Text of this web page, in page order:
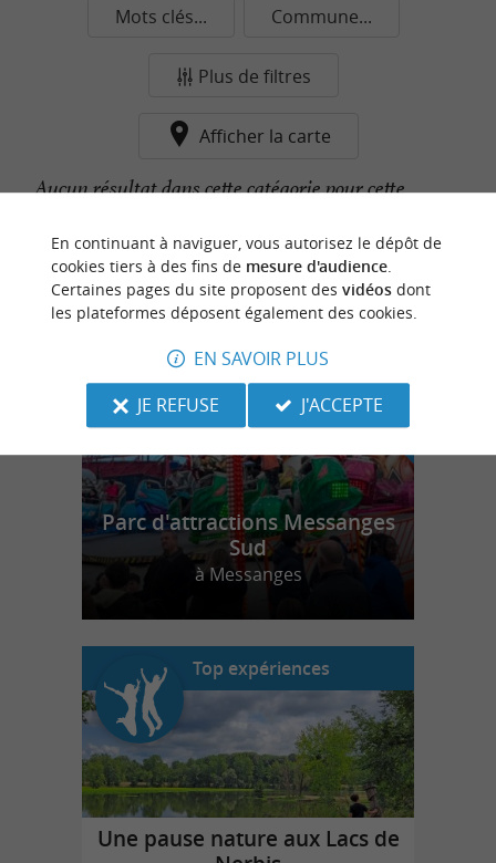
Mots clés... Commune...
Plus de filtres
Afficher la carte
Aucun résultat dans cette catégorie pour cette
n
o
t
r
e
c
o
u
p
d
e
c
o
e
u
r
Parc d'attractions Messanges
Sud
à Messanges
Top expériences
Une pause nature aux Lacs de
En continuant à naviguer, vous autorisez le dépôt de
cookies tiers à des fins de mesure d'audience.
Certaines pages du site proposent des vidéosdont
les plateformes déposent également des cookies.
EN SAVOIR PLUS
JE REFUSE
J'ACCEPTE